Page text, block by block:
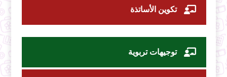
تكوين الأساتذة
توجيهات تربوية